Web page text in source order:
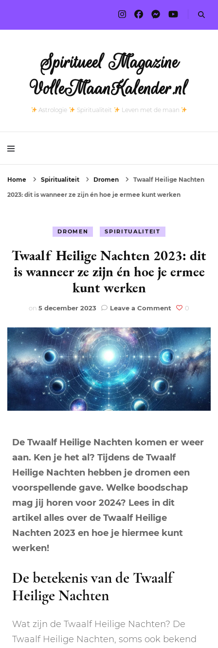
Spiritueel Magazine
VolleMaanKalender.nl
Astrologie Spiritualiteit Leven met de maan
Home Spiritualiteit Dromen Twaalf Heilige Nachten
2023: dit is wanneer ze zijn én hoe je ermee kunt werken
DROMEN SPIRITUALITEIT
Twaalf Heilige Nachten 2023: dit
is wanneer ze zijn én hoe je ermee
kunt werken
on 5 december 2023 Leave a Comment on
Heilige
Nachten
2023:
dit
is
wanneer
ze
zijn
én
kunt
werken
0
De Twaalf Heilige Nachten komen er weer
aan. Ken je het al? Tijdens de Twaalf
Heilige Nachten hebben je dromen een
voorspellende gave. Welke boodschap
mag jij horen voor 2024? Lees in dit
artikel alles over de Twaalf Heilige
Nachten 2023 en hoe je hiermee kunt
werken!
De betekenis van de Twaalf
Heilige Nachten
Wat zijn de Twaalf Heilige Nachten? De
Twaalf Heilige Nachten, soms ook bekend